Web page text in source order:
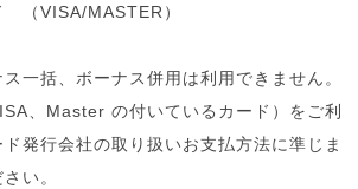
（VISA/MASTER）
一括、ボーナス併用は利用できません。
、Master の付いているカード）をご利
発行会社の取り扱いお支払方法に準じま
い。